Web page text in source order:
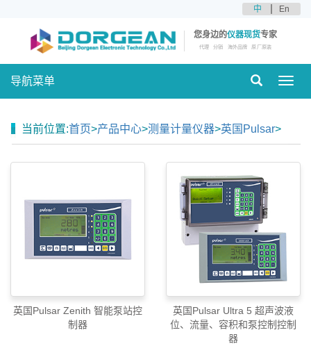
中 En
您身边的仪器现货专家
代理 分销 海外品牌 原厂原装
导航菜单
当前位置:首页>产品中心>测量计量仪器>英国Pulsar>
英国Pulsar Zenith 智能泵站控
制器
英国Pulsar Ultra 5 超声波液
位、流量、容积和泵控制控制
器